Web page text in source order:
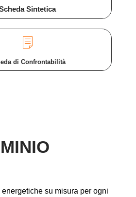
Sintetica
di Confrontabilità
su misura per ogni